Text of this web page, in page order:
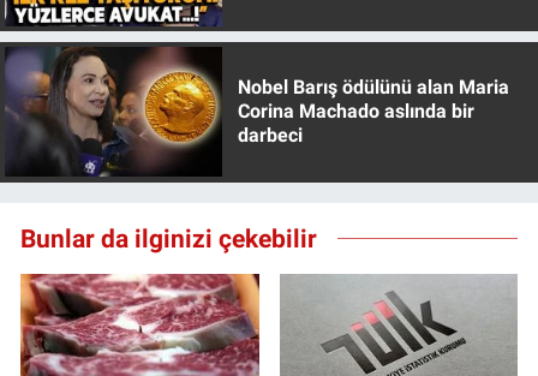
Nobel Barış ödülünü alan Maria
Corina Machado aslında bir
darbeci
Bunlar da ilginizi çekebilir